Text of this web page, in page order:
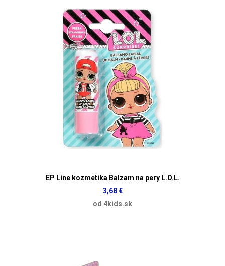
EP Line kozmetika Balzam na pery L.O.L.
3,68 €
od 4kids.sk